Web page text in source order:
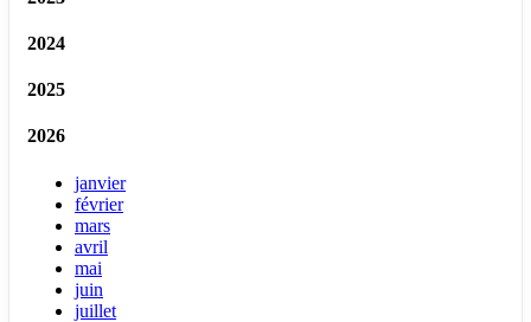
2024
2025
2026
janvier
février
mars
avril
mai
juin
juillet